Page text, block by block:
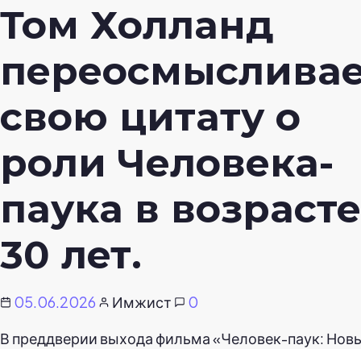
Том Холланд
свою цитату о
роли Человека-
паука в возрасте
30 лет.
05.06.2026 Имжист
0
В преддверии выхода фильма «Человек-паук: